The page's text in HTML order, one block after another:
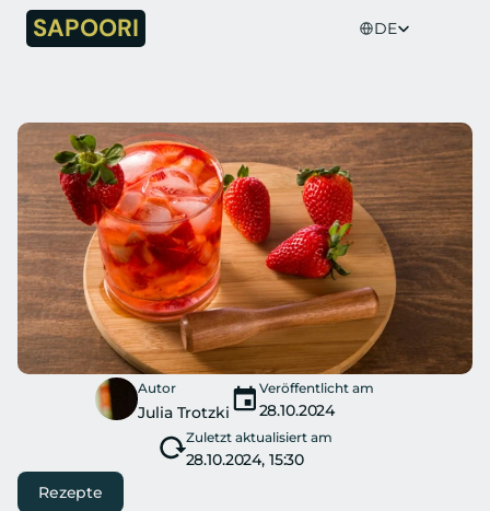
DE
SAPOORI
Autor
Julia Trotzki
Veröffentlicht am
28.10.2024
Zuletzt aktualisiert am
28.10.2024, 15:30
Rezepte